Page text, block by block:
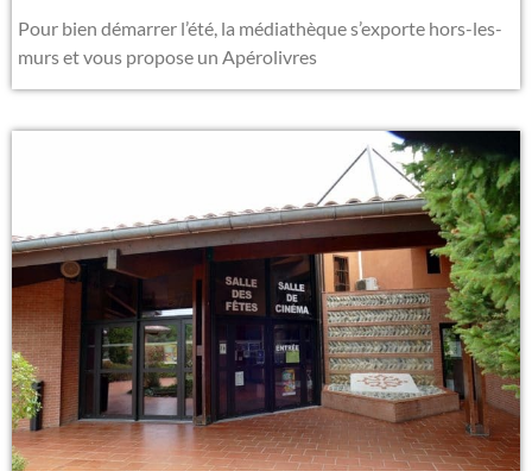
Pour bien démarrer l’été, la médiathèque s’exporte hors-les-
murs et vous propose un Apérolivres